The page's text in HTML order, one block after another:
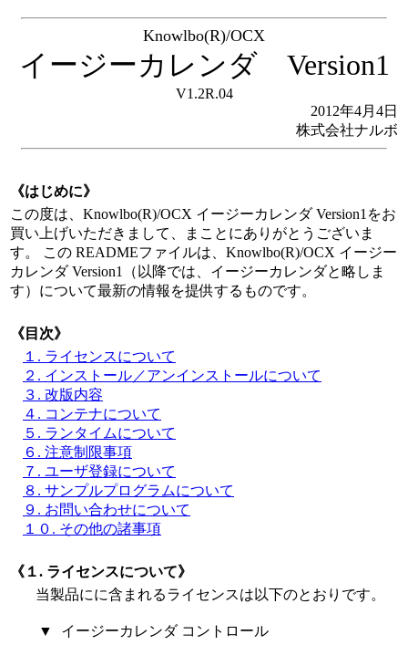
Knowlbo(R)/OCX
イージーカレンダ Version1
V1.2R.04
2012年4月4日
株式会社ナルボ
《はじめに》
この度は、Knowlbo(R)/OCX イージーカレンダ Version1をお
買い上げいただきまして、まことにありがとうございま
す。 この READMEファイルは、Knowlbo(R)/OCX イージー
カレンダ Version1（以降では、イージーカレンダと略しま
す）について最新の情報を提供するものです。
《目次》
１. ライセンスについて
２. インストール／アンインストールについて
３. 改版内容
４. コンテナについて
５. ランタイムについて
６. 注意制限事項
７. ユーザ登録について
８. サンプルプログラムについて
９. お問い合わせについて
１０. その他の諸事項
《１. ライセンスについて》
当製品にに含まれるライセンスは以下のとおりです。
▼
イージーカレンダ コントロール